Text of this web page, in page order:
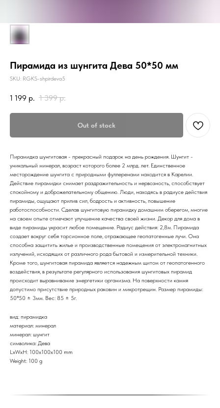
Пирамида из шунгита Дева 50*50 мм
SKU: RGKS-shpirdeva5
1 199 р. 1 399 р.
Out of stock
Пирамидка шунгитовая - прекрасный подарок на день рождения. Шунгит -
уникальный минерал, возраст которого более 2 млрд. лет. Единственное
месторождение шунгита с природными фуллеренами находится в Карелии.
Действие пирамидки снимает раздражительность и нервозность, способствует
спокойному и доброжелательному общению. Люди, находясь в радиусе действия
пирамиды, ощущают прилив сил, бодрость и активность, повышение
работоспособности. Сделав шунгитовую пирамидку домашним оберегом, многие
на своем опыте отмечают улучшение качества своей жизни. Декор для дома в
виде пирамиды украсит любое помещение. Радиус действия: 2,8м. Пирамида
создает вокруг себя торсионное поле, отражающее геопатогенные лучи. Она
способна защитить жилье и производственные помещения от электромагнитных
излучений, исходящих от различного рода бытовой и измерительной техники.
Кроме того, шунгитовая пирамида является надежным щитом от геопатогенного
воздействия, в результате регулярного использования шунгитовых пирамид
происходит выравнивание энергетики организма. На поверхности камня
допустимо присутствие природных раковин и микротрещин. Размер пирамиды:
50*50 ± 3мм. Вес: 85 ± 5г.
вид: пирамидка
материал: минерал
минерал: шунгит
символика: Дева
LxWxH: 100x100x100 mm
Weight: 100 g